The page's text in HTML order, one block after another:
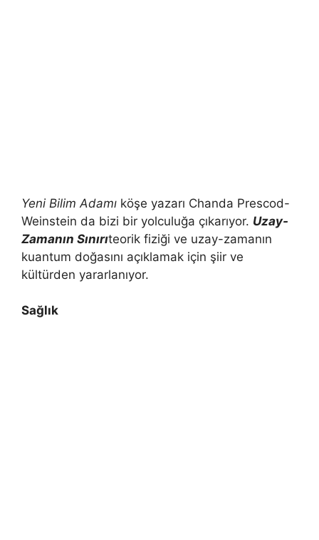
Yeni Bilim Adamı köşe yazarı Chanda Prescod-
Weinstein da bizi bir yolculuğa çıkarıyor. Uzay-
Zamanın Sınırıteorik fiziği ve uzay-zamanın
kuantum doğasını açıklamak için şiir ve
kültürden yararlanıyor.
Sağlık